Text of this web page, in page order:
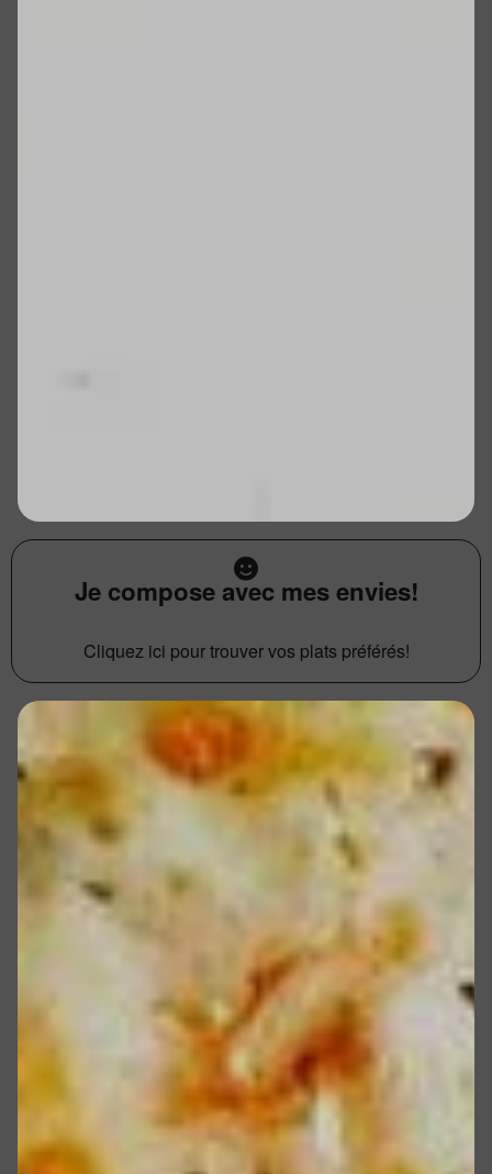
Je compose avec mes envies!
Cliquez ici pour trouver vos plats préférés!